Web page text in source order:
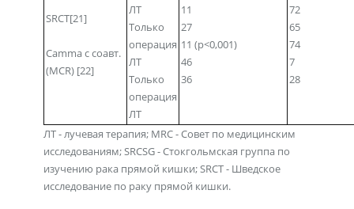
SRCT[21]
Camma с соавт.
(MCR) [22]
ЛТ
Только
операция
ЛТ
Только
операция
ЛТ
11
27
11 (р<0,001)
46
36
72
65
74
7
28
ЛТ - лучевая терапия; MRC - Совет по медицинским
исследованиям; SRCSG - Стокгольмская группа по
изучению рака прямой кишки; SRCT - Шведское
исследование по раку прямой кишки.